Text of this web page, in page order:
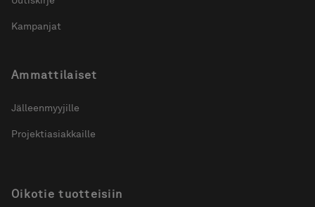
Kampanjat
Ammattilaiset
Jälleenmyyjille
Projektiasiakkaille
Oikotie tuotteisiin